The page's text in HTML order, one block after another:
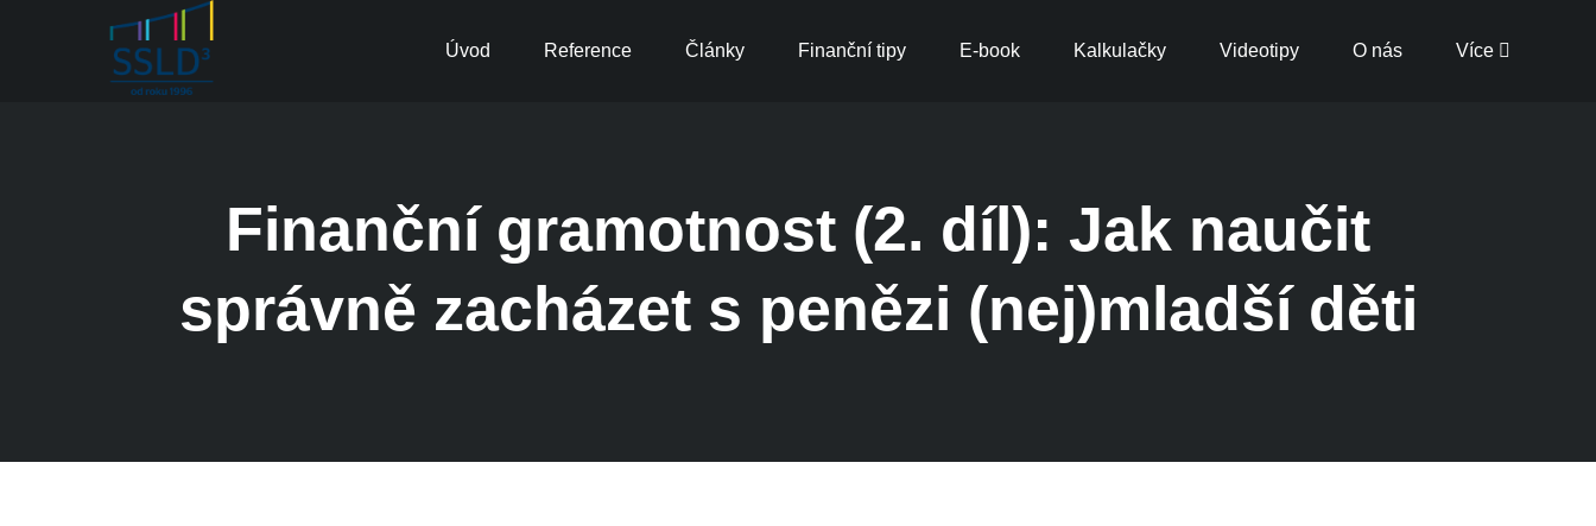
Úvod Reference Články Finanční tipy E-book Kalkulačky Videotipy O nás Více
Finanční gramotnost (2. díl): Jak naučit
správně zacházet s penězi (nej)mladší děti